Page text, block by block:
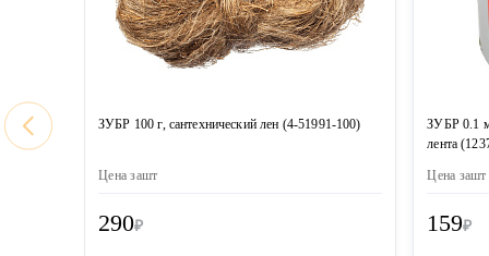
ЗУБР 100 г, сантехнический лен (4-51991-100)
Цена зашт
290₽
ЗУБР 0.1
лента
Цена зашт
159₽